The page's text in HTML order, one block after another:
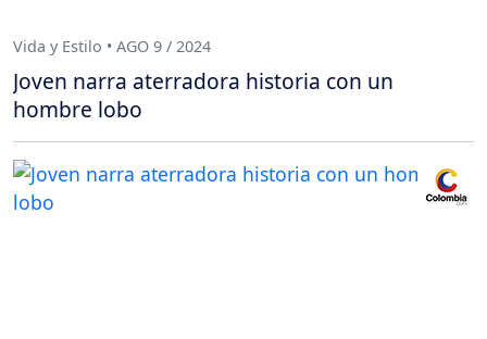
Vida y Estilo • AGO 9 / 2024
Joven narra aterradora historia con un
hombre lobo